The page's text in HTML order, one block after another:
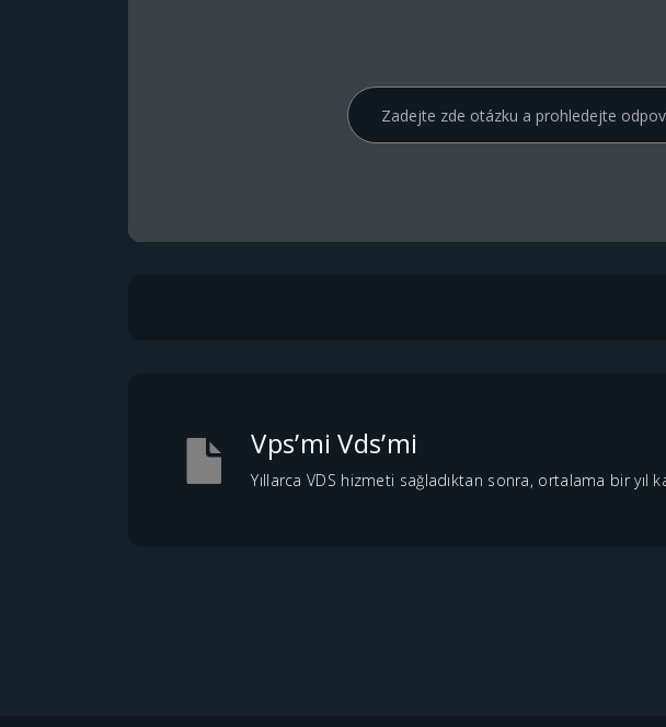
Vps’mi Vds’mi
Yıllarca VDS hizmeti sağladıktan sonra, ortalama bir yıl